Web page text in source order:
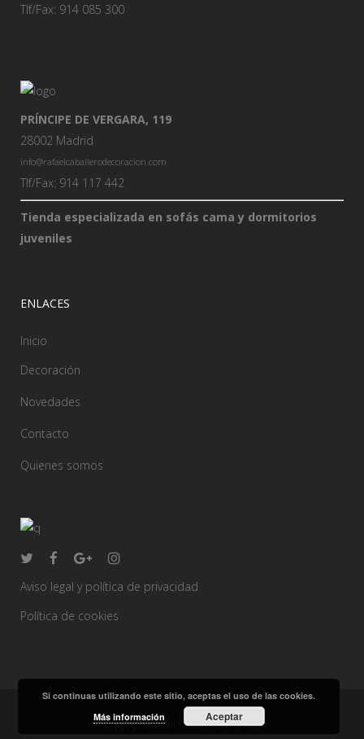
Tlf/Fax: 914 085 300
PRÍNCIPE DE VERGARA, 119
28002 Madrid
info@rafaelcaballerodecoracion.com
Tlf/Fax: 914 117 442
Tienda especializada en sofás cama y dormitorios
juveniles
ENLACES
Inicio
Decoración
Novedades
Contacto
Quienes somos
Aviso legal y política de privacidad
Política de cookies
© Copyright Rafael Caballero Decoración
Si continuas utilizando este sitio, aceptas el uso de las cookies.
Más información
Aceptar